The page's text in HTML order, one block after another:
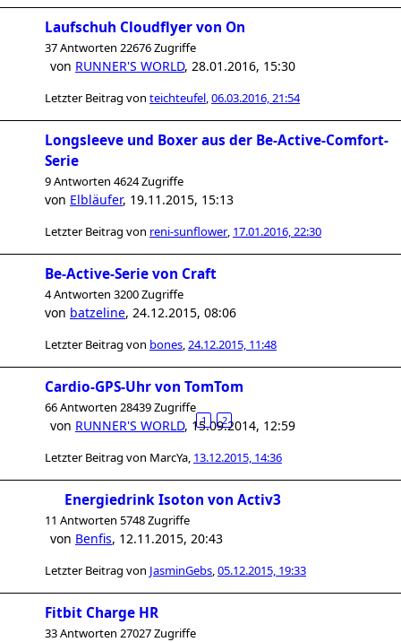
Laufschuh Cloudflyer von On
37 Antworten 22676 Zugriffe
von RUNNER'S WORLD, 28.01.2016, 15:30
Letzter Beitrag von teichteufel,06.03.2016, 21:54
Longsleeve und Boxer aus der Be-Active-Comfort-
Serie
9 Antworten 4624 Zugriffe
von Elbläufer, 19.11.2015, 15:13
Letzter Beitrag von reni-sunflower, 17.01.2016, 22:30
Be-Active-Serie von Craft
4 Antworten 3200 Zugriffe
von batzeline, 24.12.2015, 08:06
Letzter Beitrag von bones,24.12.2015, 11:48
Cardio-GPS-Uhr von TomTom
66 Antworten 28439 Zugriffe
1 2
von RUNNER'S WORLD, 15.09.2014, 12:59
Letzter Beitrag von MarcYa, 13.12.2015, 14:36
Energiedrink Isoton von Activ3
11 Antworten 5748 Zugriffe
von Benfis, 12.11.2015, 20:43
Letzter Beitrag von JasminGebs,05.12.2015, 19:33
Fitbit Charge HR
33 Antworten 27027 Zugriffe